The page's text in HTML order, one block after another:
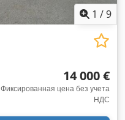
1 /9
14 000 €
Фиксированная цена без учета
НДС